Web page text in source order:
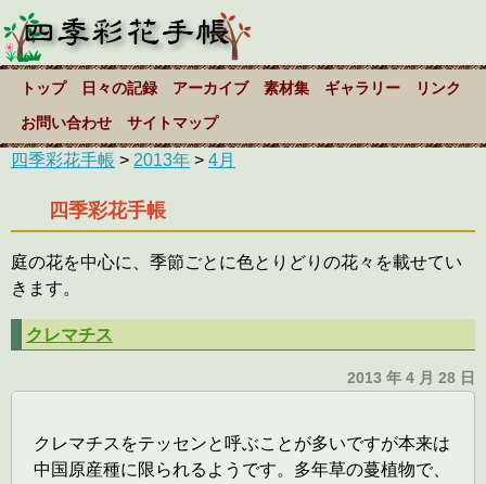
トップ 日々の記録 アーカイブ 素材集 ギャラリー リンク
お問い合わせ サイトマップ
四季彩花手帳 > 2013年 > 4月
四季彩花手帳
庭の花を中心に、季節ごとに色とりどりの花々を載せてい
きます。
クレマチス
2013 年 4 月 28 日
クレマチスをテッセンと呼ぶことが多いですが本来は
中国原産種に限られるようです。多年草の蔓植物で、